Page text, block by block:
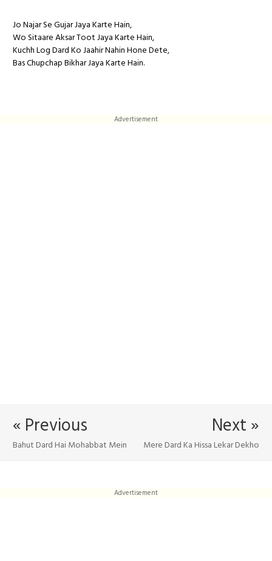
Jo Najar Se Gujar Jaya Karte Hain,
Wo Sitaare Aksar Toot Jaya Karte Hain,
Kuchh Log Dard Ko Jaahir Nahin Hone Dete,
Bas Chupchap Bikhar Jaya Karte Hain.
Advertisement
Next »
Mere Dard Ka Hissa Lekar Dekho
« Previous
Bahut Dard Hai Mohabbat Mein
Advertisement